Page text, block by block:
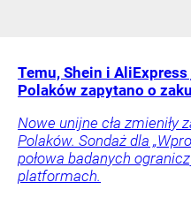
Temu, Shein i
Polaków zapytano o
Nowe unijne cła zmieniły
Polaków. Sondaż dla
połowa badanych
platformach.